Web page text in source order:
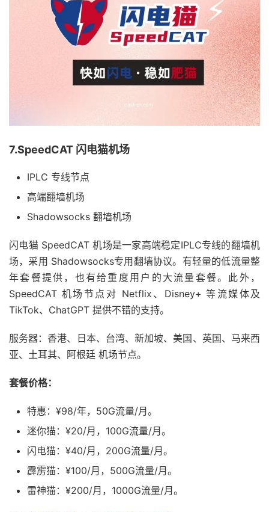
7.SpeedCAT 闪电猫机场
IPLC 专线节点
高端翻墙机场
Shadowsocks 翻墙机场
闪电猫 SpeedCAT 机场是一家高端稳定IPLC专线的翻墙机
场，采用 Shadowsocks专用翻墙协议。有轻量的低流量整
年套餐提供，也有给重度用户的大流量套餐。此外，
SpeedCAT 机场节点对 Netflix、Disney+ 等流媒体及
TikTok、ChatGPT 提供不错的支持。
服务器：香港、日本、台湾、新加坡、美国、英国、马来西
亚、土耳其、阿根廷 机场节点。
套餐价格：
特惠：¥98/年，50G流量/月。
迷你猫：¥20/月，100G流量/月。
闪电猫：¥40/月，200G流量/月。
霹雳猫：¥100/月，500G流量/月。
雷神猫：¥200/月，1000G流量/月。